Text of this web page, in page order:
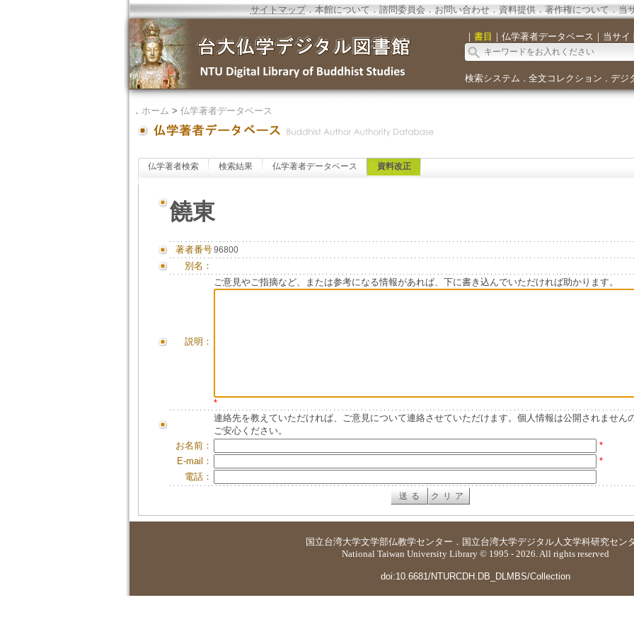
サイトマップ．本館について．諮問委員会． お問い合わせ． 資料提供．著作権について．当
｜ 書目 ｜ 仏学著者データベース ｜ 当サイ
検索システム ． 全文コレクション ． デジ
． ホーム > 仏学著者データベース
仏学著者検索 検索結果 仏学著者データベース 資料改正
饒東
著者番号96800
別名：
説明：
ご意見やご指摘など、または参考になる情報があれば、下に書き込んでいただければ助かります。
*
連絡先を教えていただければ、ご意見について連絡させていただけます。個人情報は公開されません
ご安心ください。
お名前：
*
E-mail：
*
電話：
国立台湾大学文学部仏教学センター ． 国立台湾大学デジタル人文学科研究セン
National Taiwan University Library © 1995 - 2026. All rights reserved
doi:10.6681/NTURCDH.DB_DLMBS/Collection